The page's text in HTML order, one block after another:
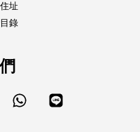
址
錄
Whatsapp